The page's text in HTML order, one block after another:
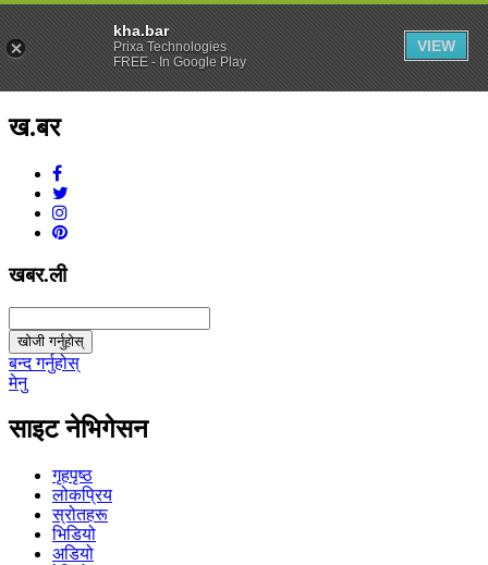
ख.बर
खबर.ली
खोजी गर्नुहोस्
बन्द गर्नुहोस्
मेनु
साइट नेभिगेसन
गृहपृष्ठ
लोकप्रिय
स्रोतहरू
भिडियो
अडियो
kha.bar
Prixa Technologies
FREE - In Google Play
VIEW